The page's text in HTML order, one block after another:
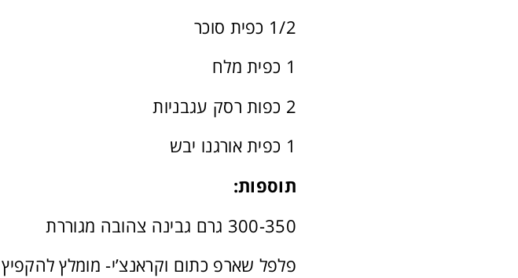
1/2 כפית סוכר
1 כפית מלח
2 כפות רסק עגבניות
1 כפית אורגנו יבש
תוספות:
300-350 גרם גבינה צהובה מגוררת
פלפל שארפ כתום וקראנצ’י- מומלץ